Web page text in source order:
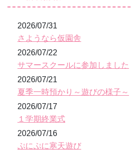
2026/07/31
さようなら仮園舎
2026/07/22
サマースクールに参加しました
2026/07/21
夏季一時預かり～遊びの様子～
2026/07/17
１学期終業式
2026/07/16
ぷにぷに寒天遊び